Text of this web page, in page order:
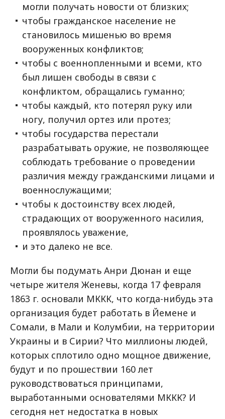
могли получать новости от близких;
чтобы гражданское население не
становилось мишенью во время
вооруженных конфликтов;
чтобы с военнопленными и всеми, кто
был лишен свободы в связи с
конфликтом, обращались гуманно;
чтобы каждый, кто потерял руку или
ногу, получил ортез или протез;
чтобы государства перестали
разрабатывать оружие, не позволяющее
соблюдать требование о проведении
различия между гражданскими лицами и
военнослужащими;
чтобы к достоинству всех людей,
страдающих от вооруженного насилия,
проявлялось уважение,
и это далеко не все.
Могли бы подумать Анри Дюнан и еще
четыре жителя Женевы, когда 17 февраля
1863 г. основали МККК, что когда-нибудь эта
организация будет работать в Йемене и
Сомали, в Мали и Колумбии, на территории
Украины и в Сирии? Что миллионы людей,
которых сплотило одно мощное движение,
будут и по прошествии 160 лет
руководствоваться принципами,
выработанными основателями МККК? И
сегодня нет недостатка в новых